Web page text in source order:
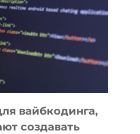
вайбкодинга,
создавать